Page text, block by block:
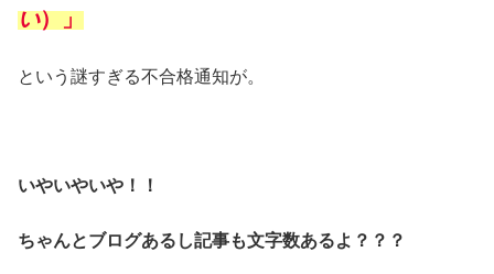
い）」
という謎すぎる不合格通知が。
いやいやいや！！
ちゃんとブログあるし記事も文字数あるよ？？？